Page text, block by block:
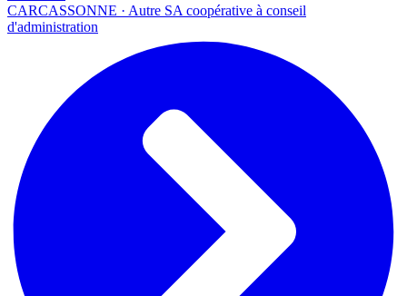
CARCASSONNE · Autre SA coopérative à conseil
d'administration